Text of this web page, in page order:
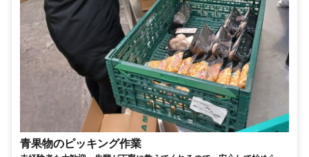
青果物のピッキング作業